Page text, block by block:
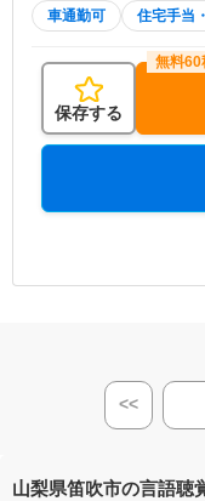
車通勤可 住宅手当
保存する
<<
山梨県笛吹市の言語聴